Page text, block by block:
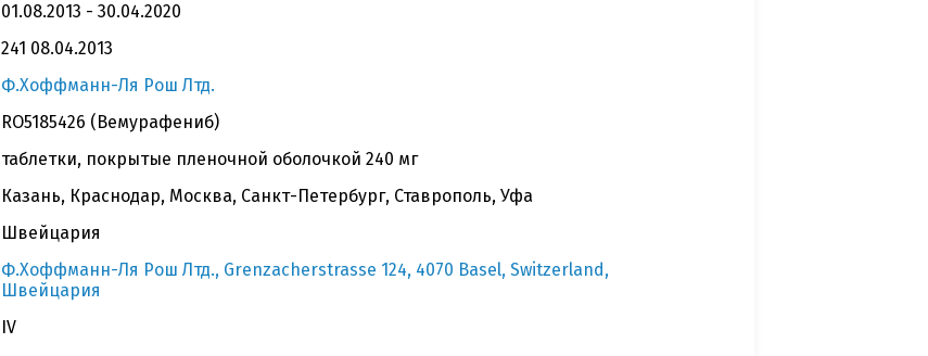
01.08.2013 - 30.04.2020
241 08.04.2013
Ф.Хоффманн-Ля Рош Лтд.
RO5185426 (Вемурафениб)
таблетки, покрытые пленочной оболочкой 240 мг
Казань, Краснодар, Москва, Санкт-Петербург, Ставрополь, Уфа
Швейцария
Ф.Хоффманн-Ля Рош Лтд., Grenzacherstrasse 124, 4070 Basel, Switzerland,
Швейцария
IV